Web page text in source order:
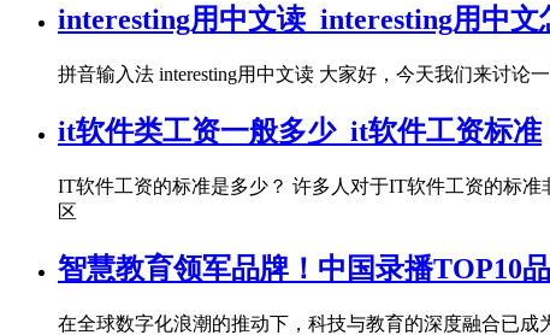
interesting用中文读_interesting用中文
拼音输入法 interesting用中文读 大家好，今天我们来讨论
it软件类工资一般多少_it软件工资标准
IT软件工资的标准是多少？ 许多人对于IT软件工资的标
区
智慧教育领军品牌！中国录播TOP10
在全球数字化浪潮的推动下，科技与教育的深度融合已